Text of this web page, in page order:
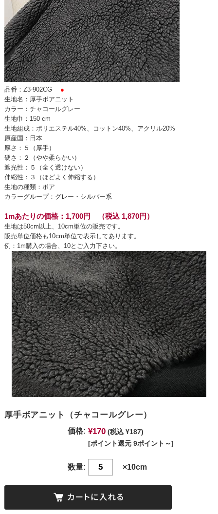
品番：Z3-902CG●
生地名：厚手ボアニット
カラー：チャコールグレー
生地巾：150 cm
生地組成：ポリエステル40%、コットン40%、アクリル20%
原産国：日本
厚さ：５（厚手）
硬さ：２（やや柔らかい）
遮光性：５（全く透けない）
伸縮性：３（ほどよく伸縮する）
生地の種類：ボア
カラーグループ：グレー・シルバー系
1mあたりの価格：1,700円 （税込 1,870円）
生地は50cm以上、10cm単位の販売です。
販売単位価格も10cm単位で表示してあります。
例：1m購入の場合、10とご入力下さい。
厚手ボアニット（チャコールグレー）
価格: ¥170 (税込 ¥187)
[ポイント還元 9ポイント～]
数量: ×10cm